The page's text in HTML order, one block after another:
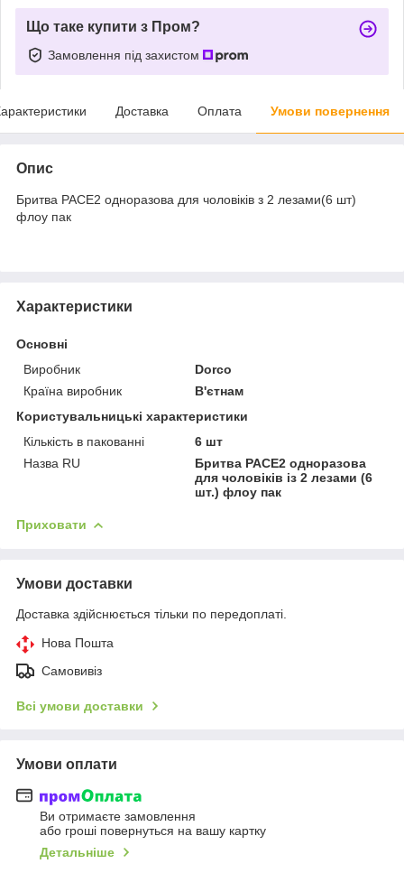
Що таке купити з Пром?
Замовлення під захистом
Доставка Оплата Умови повернення
Опис
Бритва PACE2 одноразова для чоловіків з 2 лезами(6 шт)
флоу пак
Характеристики
Основні
Виробник
Dorco
Країна виробник
В'єтнам
Користувальницькі характеристики
Кількість в пакованні
6 шт
Назва RU
Бритва PACE2 одноразова
для чоловіків із 2 лезами (6
шт.) флоу пак
Приховати
Умови доставки
Доставка здійснюється тільки по передоплаті.
Нова Пошта
Самовивіз
Всі умови доставки
Умови оплати
Ви отримаєте замовлення
або гроші повернуться на вашу картку
Детальніше